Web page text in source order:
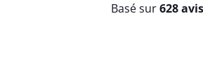
Basé sur628 avis